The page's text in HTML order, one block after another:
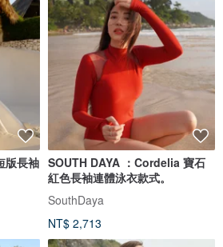
版長袖 SOUTH DAYA ：Cordelia 寶石
紅色長袖連體泳衣款式。
SouthDaya
NT$ 2,713